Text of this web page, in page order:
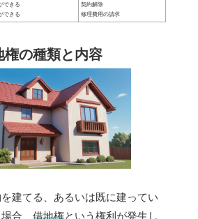
できる
できる
契約解除
修理費用の請求
権の種類と内容
建てる、あるいは既に建ってい
合、 借地権という権利が発生し